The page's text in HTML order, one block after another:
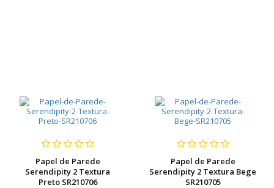
Papel de Parede
Serendipity 2 Textura
Preto SR210706
Papel de Parede
Serendipity 2 Textura Bege
SR210705